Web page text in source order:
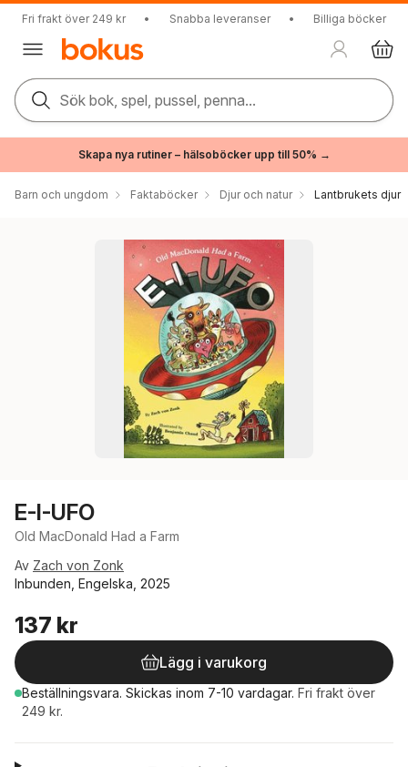
Fri frakt över 249 kr • Snabba leveranser • Billiga böcker
Sök bok, spel, pussel, penna...
Skapa nya rutiner – hälsoböcker upp till 50% →
Barn och ungdom Faktaböcker Djur och natur Lantbrukets djur
E-I-UFO
Old MacDonald Had a Farm
Av Zach von Zonk
Inbunden, Engelska, 2025
137 kr
Lägg i varukorg
Beställningsvara. Skickas inom 7-10 vardagar. Fri frakt över
249 kr.